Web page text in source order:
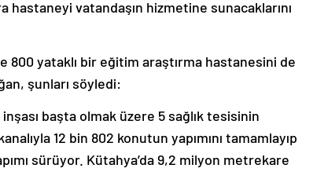
vatandaşın hizmetine sunacaklarını
yataklı bir eğitim araştırma hastanesini de
şunları söyledi:
başta olmak üzere 5 sağlık tesisinin
12 bin 802 konutun yapımını tamamlayıp
sürüyor. Kütahya’da 9,2 milyon metrekare